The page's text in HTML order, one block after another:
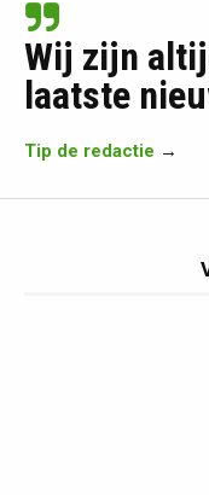
Wij zijn
laatste
Tip de redactie →